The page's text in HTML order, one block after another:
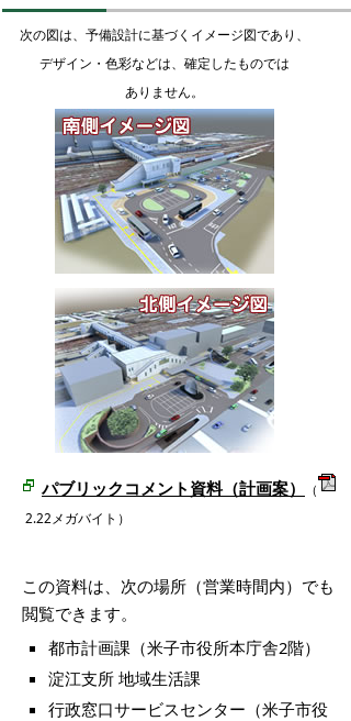
次の図は、予備設計に基づくイメージ図であり、
デザイン・色彩などは、確定したものでは
ありません。
パブリックコメント資料（計画案）
（
2.22メガバイト）
この資料は、次の場所（営業時間内）でも
閲覧できます。
都市計画課（米子市役所本庁舎2階）
淀江支所 地域生活課
行政窓口サービスセンター（米子市役